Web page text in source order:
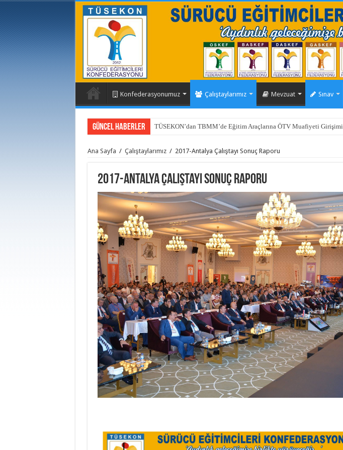
Konfederasyonumuz Çalıştaylarımız Mevzuat Sınav
Güncel Haberler TÜSEKON’dan TBMM’de Eğitim Araçlarına ÖTV Muafiyeti Girişimi
Sakarya Sürücü Kursları Derneği Toplantısı Gerçekleştirildi.
Ana Sayfa / Çalıştaylarımız / 2017-Antalya Çalıştayı Sonuç Raporu
2017-Antalya Çalıştayı Sonuç Raporu